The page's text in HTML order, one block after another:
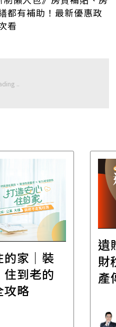
都有補助！最新優惠政
看
家｜裝
到老的
攻略
遺
財
產